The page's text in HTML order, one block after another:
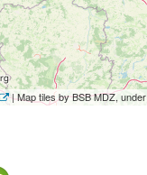
| Map tiles by BSB MDZ,